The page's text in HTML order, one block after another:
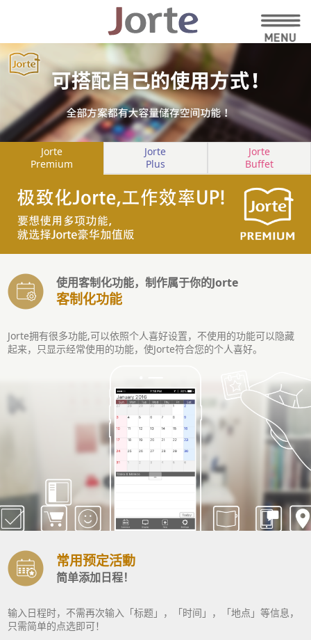
Jorte
Premium
Jorte
Plus
Jorte
Buffet
使用客制化功能，制作属于你的Jorte
客制化功能
Jorte拥有很多功能,可以依照个人喜好设置，不使用的功能可以隐藏
起来，只显示经常使用的功能，使Jorte符合您的个人喜好。
常用预定活動
简单添加日程！
输入日程时，不需再次输入「标题」，「时间」，「地点」等信息，
只需简单的点选即可！